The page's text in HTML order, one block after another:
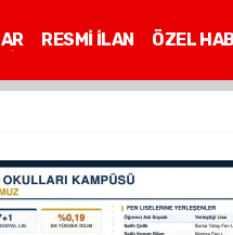
RESMİ İLAN ÖZEL